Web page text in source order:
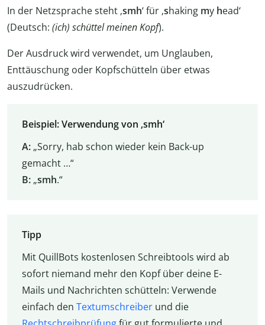
In der Netzsprache steht ‚smh‘ für ‚shaking my head‘
(Deutsch: (ich) schüttel meinen Kopf).
Der Ausdruck wird verwendet, um Unglauben,
Enttäuschung oder Kopfschütteln über etwas
auszudrücken.
Beispiel: Verwendung von ‚smh‘
A: „Sorry, hab schon wieder kein Back-up
gemacht …“
B: „smh.“
Tipp
Mit QuillBots kostenlosen Schreibtools wird ab
sofort niemand mehr den Kopf über deine E-
Mails und Nachrichten schütteln: Verwende
einfach den Textumschreiberund die